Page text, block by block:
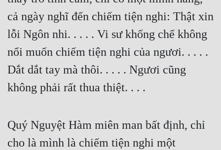
cả ngày nghĩ đến chiếm tiện nghi: Thật xin
lỗi Ngôn nhi. . . . . Vi sư khống chế không
nổi muốn chiếm tiện nghi của ngươi. . . . .
Dắt dắt tay mà thôi. . . . . Ngươi cũng
không phải rất thua thiệt. . . .
Quý Nguyệt Hàm miên man bất định, chỉ
cho là mình là chiếm tiện nghi một